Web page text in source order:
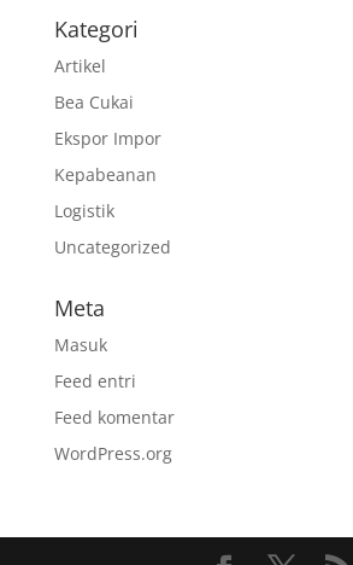
Kategori
Artikel
Bea Cukai
Ekspor Impor
Kepabeanan
Logistik
Uncategorized
Meta
Masuk
Feed entri
Feed komentar
WordPress.org